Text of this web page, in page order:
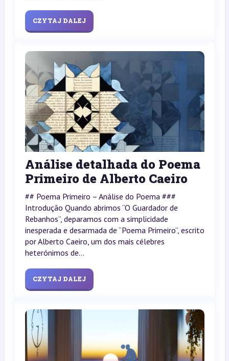
CZYTAJ DALEJ
Análise detalhada do Poema
Primeiro de Alberto Caeiro
## Poema Primeiro – Análise do Poema ###
Introdução Quando abrimos “O Guardador de
Rebanhos”, deparamos com a simplicidade
inesperada e desarmada de “Poema Primeiro”, escrito
por Alberto Caeiro, um dos mais célebres
heterónimos de...
CZYTAJ DALEJ